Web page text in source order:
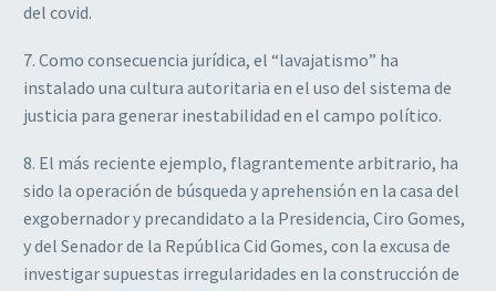
del covid.
7. Como consecuencia jurídica, el “lavajatismo” ha
instalado una cultura autoritaria en el uso del sistema de
justicia para generar inestabilidad en el campo político.
8. El más reciente ejemplo, flagrantemente arbitrario, ha
sido la operación de búsqueda y aprehensión en la casa del
exgobernador y precandidato a la Presidencia, Ciro Gomes,
y del Senador de la República Cid Gomes, con la excusa de
investigar supuestas irregularidades en la construcción de